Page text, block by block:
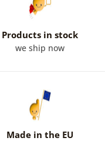
Products in stock
we ship now
Made in the EU